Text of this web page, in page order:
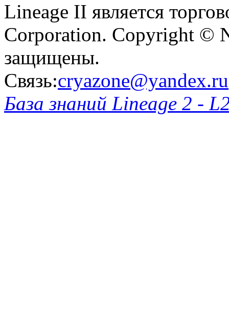
Lineage II является
Corporation. Copyright ©
защищены.
Связь:cryazone@yandex.ru
База знаний Lineage 2 -